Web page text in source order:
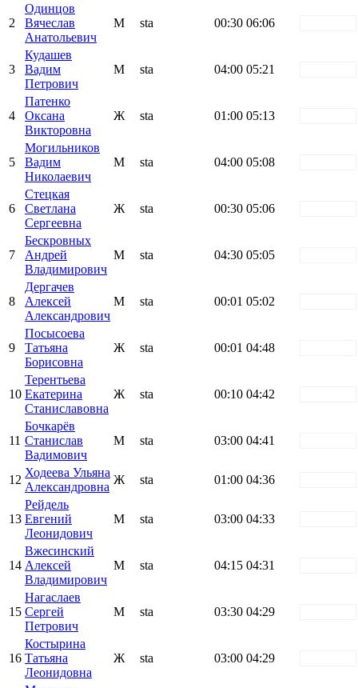
2
Одинцов
Вячеслав
Анатольевич
М sta 00:30 06:06
3
Кудашев
Вадим
Петрович
М sta 04:00 05:21
4
Патенко
Оксана
Викторовна
Ж sta 01:00 05:13
5
Могильников
Вадим
Николаевич
М sta 04:00 05:08
6
Стецкая
Светлана
Сергеевна
Ж sta 00:30 05:06
7
Бескровных
Андрей
Владимирович
М sta 04:30 05:05
8
Дергачев
Алексей
Александрович
М sta 00:01 05:02
9
Посысоева
Татьяна
Борисовна
Ж sta 00:01 04:48
10
Терентьева
Екатерина
Станиславовна
Ж sta 00:10 04:42
11
Бочкарёв
Станислав
Вадимович
М sta 03:00 04:41
12
Ходеева Ульяна
Александровна
Ж sta 01:00 04:36
13
Рейдель
Евгений
Леонидович
М sta 03:00 04:33
14
Вжесинский
Алексей
Владимирович
М sta 04:15 04:31
15
Нагаслаев
Сергей
Петрович
М sta 03:30 04:29
16
Костырина
Татьяна
Леонидовна
Ж sta 03:00 04:29